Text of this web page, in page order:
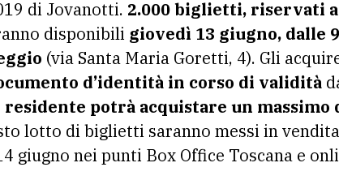
di Jovanotti. 2.000 biglietti, riservati
disponibili giovedì 13 giugno, dalle
(via Santa Maria Goretti, 4). Gli
d’identità in corso di validità
residente potrà acquistare un
lotto di biglietti saranno messi in
giugno nei punti Box Office Toscana e